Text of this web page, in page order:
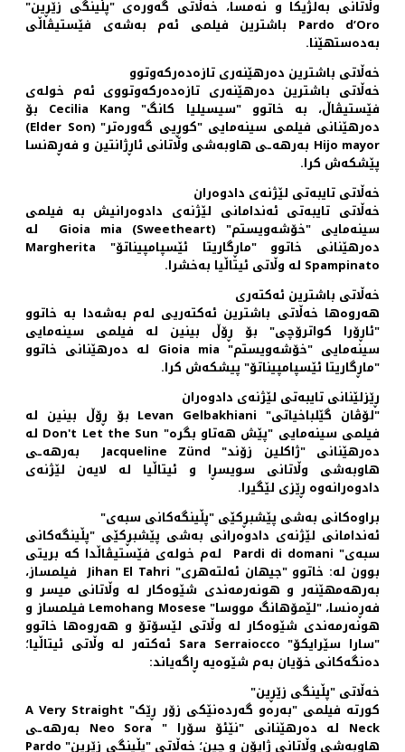
وڵاتانی به‌لژیکا و نه‌مسا، خه‌ڵاتی گه‌وره‌ی "پڵینگی زێڕین"
Pardo d’Oro باشترین فیلمی ئه‌م به‌شه‌ی فێستیڤاڵی
به‌ده‌ستهێنا.
خه‌ڵاتی باشترین ده‌رهێنه‌ری تازه‌ده‌رکه‌وتوو
خه‌ڵاتی باشترین ده‌رهێنه‌ری تازه‌ده‌رکه‌وتووی ئه‌م خوله‌ی
فێستیڤاڵ، به خاتوو "سیسیلیا کانگ" Cecilia Kang بۆ
ده‌رهێنانی فیلمی سینه‌مایی "کوڕیی گه‌وره‌تر" (Elder Son)
Hijo mayor به‌رهه‌ـی هاوبه‌شی وڵاتانی ئاڕژانتین و فه‌ڕ‌ه‌نسا
پێشکه‌ش کرا.
خه‌ڵاتی تایبه‌تی لێژنه‌ی دادوه‌ران
خه‌ڵاتی تایبه‌تی ئه‌ندامانی لێژنه‌ی دادوه‌رانیش به فیلمی
سینه‌مایی "خۆشه‌ویستم" (Sweetheart) Gioia mia له
ده‌رهێنانی خاتوو "ماڕگاریتا ئێسپامپیناتۆ" Margherita
Spampinato له وڵاتی ئیتاڵیا به‌خشرا.
خه‌ڵاتی باشترین ئه‌کته‌ری
هه‌روه‌ها خه‌ڵاتی باشترین ئه‌کته‌ریی له‌م به‌شه‌دا به خاتوو
"ئاڕۆرا کواترۆچی" بۆ ڕۆڵ بینین له فیلمی سینه‌مایی
سینه‌مایی "خۆشه‌ویستم" Gioia mia له ده‌رهێنانی خاتوو
"ماڕگاریتا ئێسپامپیناتۆ" پیشکه‌ش کرا.
ڕێزلێنانی تایبه‌تی لێژنه‌ی دادوه‌ران
"لۆڤان گێلباخیاتی" Levan Gelbakhiani بۆ ڕۆڵ بینین له
فیلمی سینه‌مایی "پێش هه‌تاو بگره" Don't Let the Sun له
ده‌رهێنانی "ژاکلین زۆند" Jacqueline Zünd به‌رهه‌ـی
هاوبه‌شی وڵاتانی سویسڕا و ئیتاڵیا له لایه‌ن لێژنه‌ی
دادوه‌رانه‌وه ڕێزی لێگیرا.
براوه‌کانی به‌شی پێشبڕکێی "پڵینگه‌کانی سبه‌ی"
ئه‌ندامانی لێژنه‌ی دادوه‌رانی به‌شی پێشبڕکێی "پڵینگه‌کانی
سبه‌ی" Pardi di domani له‌م خوله‌ی فێستیڤاڵدا که بریتی
بوون له: خاتوو "جیهان ئه‌لته‌هری" Jihan El Tahri فیلمساز،
به‌رهه‌مهێنه‌ر و هونه‌رمه‌ندی شێوه‌کار له وڵاتانی میسر و
فه‌ڕه‌نسا، "لێمۆهانگ مووسا" Lemohang Mosese فیلمساز و
هونه‌رمه‌ندی شێوه‌کار له وڵاتی لێسۆتۆ و هه‌روه‌ها خاتوو
"سارا سێرایکۆ" Sara Serraiocco ئه‌کته‌ر له وڵاتی ئیتاڵیا؛
ده‌نگه‌کانی خۆیان به‌م شێوه‌یه ڕاگه‌یاند:
خه‌ڵاتی "پڵینگی زێڕین"
کورته فیلمی "به‌ره‌و گه‌رده‌نێکی زۆر ڕێک" A Very Straight
Neck له ده‌رهێنانی "نێئۆ سۆرا " Neo Sora به‌رهه‌ـی
هاوبه‌شی وڵاتانی ژاپۆن و چین؛ خه‌ڵاتی "پڵینگی زێڕین" Pardo